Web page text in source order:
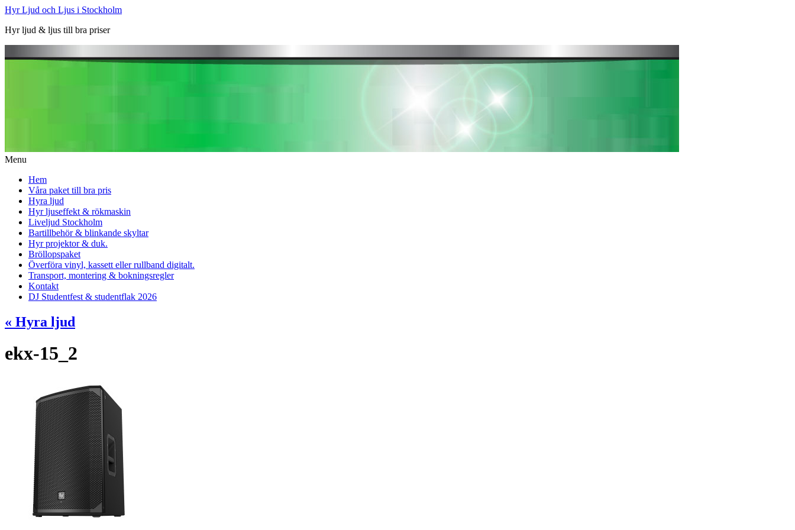
Hyr Ljud och Ljus i Stockholm
Hyr ljud & ljus till bra priser
Menu
Hem
Våra paket till bra pris
Hyra ljud
Hyr ljuseffekt & rökmaskin
Liveljud Stockholm
Bartillbehör & blinkande skyltar
Hyr projektor & duk.
Bröllopspaket
Överföra vinyl, kassett eller rullband digitalt.
Transport, montering & bokningsregler
Kontakt
DJ Studentfest & studentflak 2026
« Hyra ljud
ekx-15_2